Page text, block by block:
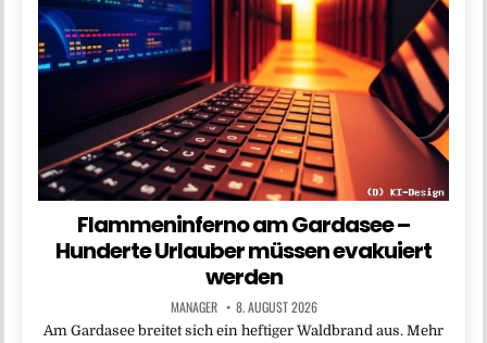
Flammeninferno am Gardasee –
Hunderte Urlauber müssen evakuiert
werden
MANAGER 8. AUGUST 2026
Am Gardasee breitet sich ein heftiger Waldbrand aus. Mehr